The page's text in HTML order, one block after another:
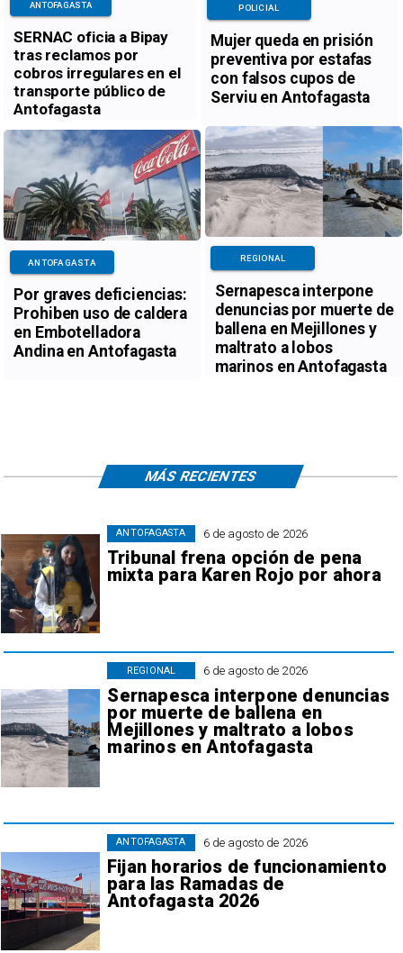
SERNAC oficia a Bipay
tras reclamos por
cobros irregulares en el
transporte público de
Antofagasta
ANTOFAGASTA
Mujer queda en prisión
preventiva por estafas
con falsos cupos de
Serviu en Antofagasta
POLICIAL
Por graves deficiencias:
Prohiben uso de caldera
en Embotelladora
Andina en Antofagasta
ANTOFAGASTA
Sernapesca interpone
denuncias por muerte de
ballena en Mejillones y
maltrato a lobos
marinos en Antofagasta
REGIONAL
6 de agosto de 2026
Tribunal frena opción de pena
mixta para Karen Rojo por ahora
ANTOFAGASTA
6 de agosto de 2026
Sernapesca interpone denuncias
por muerte de ballena en
Mejillones y maltrato a lobos
marinos en Antofagasta
REGIONAL
6 de agosto de 2026
Fijan horarios de funcionamiento
para las Ramadas de
Antofagasta 2026
ANTOFAGASTA
MÁS RECIENTES